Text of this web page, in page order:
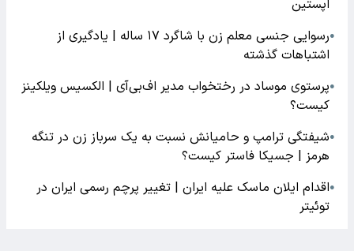
اپستین
●
رسوایی جنسی معلم زن با شاگرد ۱۷ ساله | یادگیری از
اشتباهات گذشته
●پرستوی موساد در رختخواب مدیر اف‌بی‌آی | الکسیس ویلکینز
کیست؟
●شیفتگی ترامپ و حامیانش نسبت به یک سرباز زن در تنگه
هرمز | جسیکا فاستر کیست؟
●اقدام ایلان ماسک علیه ایران | تغییر پرچم رسمی ایران در
توئیتر